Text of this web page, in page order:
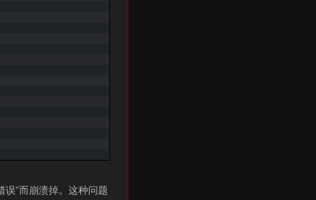
”而崩溃掉。这种问题